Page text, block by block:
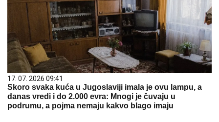
17. 07. 2026 09:41
Skoro svaka kuća u Jugoslaviji imala je ovu lampu, a
danas vredi i do 2.000 evra: Mnogi je čuvaju u
podrumu, a pojma nemaju kakvo blago imaju